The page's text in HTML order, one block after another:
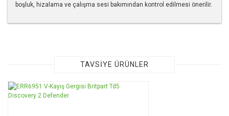
boşluk, hizalama ve çalışma sesi bakımından kontrol edilmesi önerilir.
Görüş ve önerileriniz için teşekkür ederiz.
Ürün resmi kalitesiz, bozuk veya görüntülenemiyor.
TAVSİYE ÜRÜNLER
TÜKENDİ